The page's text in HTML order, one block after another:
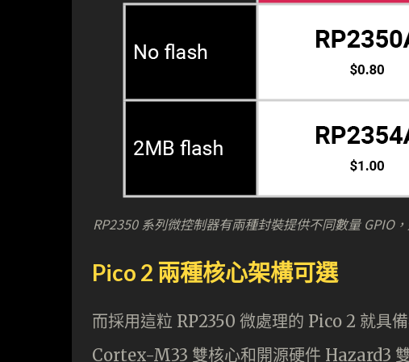
RP2350 系列微控制器有兩種封裝提供不同數量 GPIO
Pico 2 兩種核心架構可選
而採用這粒 RP2350 微處理的 Pico 2 就具
Cortex-M33 雙核心和開源硬件 Hazard3